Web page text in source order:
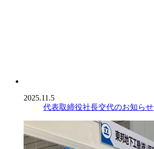
2025.11.5
代表取締役社長交代のお知らせ